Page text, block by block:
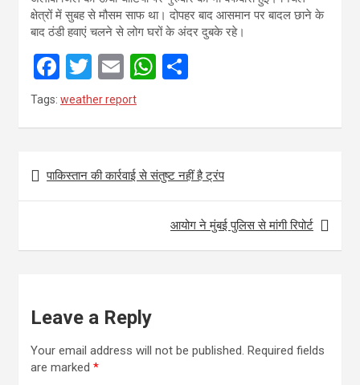
क्षेत्रों में सुबह से मौसम साफ था। दोपहर बाद आसमान पर बादल छाने के
बाद ठंडी हवाएं चलने से लोग घरों के अंदर दुबके रहे।
F
a
o
o
T
wi
E
m
W
A
p
Tags: weather report
Post
navigation
पाकिस्तान की कार्रवाई से संतुष्ट नहीं है ट्रंप
आयोग ने मुंबई पुलिस से मांगी रिपोर्ट
Leave a Reply
Your email address will not be published. Required fields
are marked *